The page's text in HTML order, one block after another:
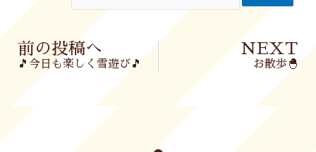
Prev
前の投稿へ
🎵今日も楽しく雪遊び🎵
NEXT
お散歩🐣